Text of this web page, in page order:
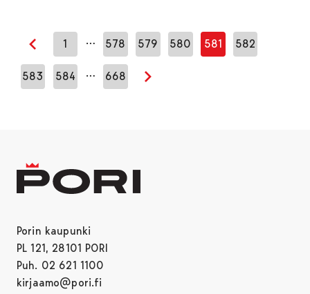
Edellinen sivu
1 … 578 579 580 581 582
583 584 … 668
Seuraava sivu
Porin kaupunki
PL 121, 28101 PORI
Puh. 02 621 1100
kirjaamo@pori.fi